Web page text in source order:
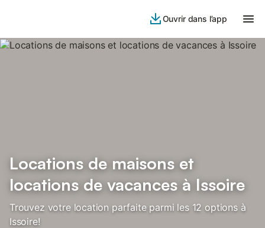
Ouvrir dans l’app
Locations de maisons et
locations de vacances à Issoire
Trouvez votre location parfaite parmi les 12 options à
Issoire!